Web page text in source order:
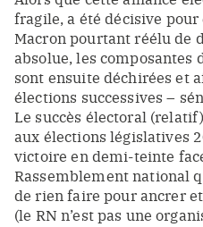
fragile, a été décisive
Macron pourtant réélu de
absolue, les composantes
sont ensuite déchirées et
élections successives –
Le succès électoral
aux élections législatives
victoire en demi-teinte
Rassemblement national
de rien faire pour ancrer
(le RN n’est pas une